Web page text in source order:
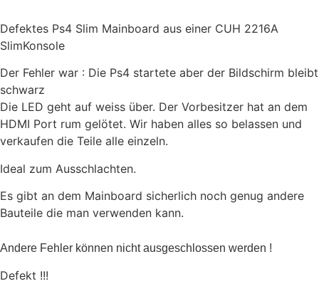
Defektes Ps4 Slim Mainboard aus einer CUH 2216A
SlimKonsole
Der Fehler war : Die Ps4 startete aber der Bildschirm bleibt
schwarz
Die LED geht auf weiss über. Der Vorbesitzer hat an dem
HDMI Port rum gelötet. Wir haben alles so belassen und
verkaufen die Teile alle einzeln.
Ideal zum Ausschlachten.
Es gibt an dem Mainboard sicherlich noch genug andere
Bauteile die man verwenden kann.
Andere Fehler können nicht ausgeschlossen werden !
Defekt !!!